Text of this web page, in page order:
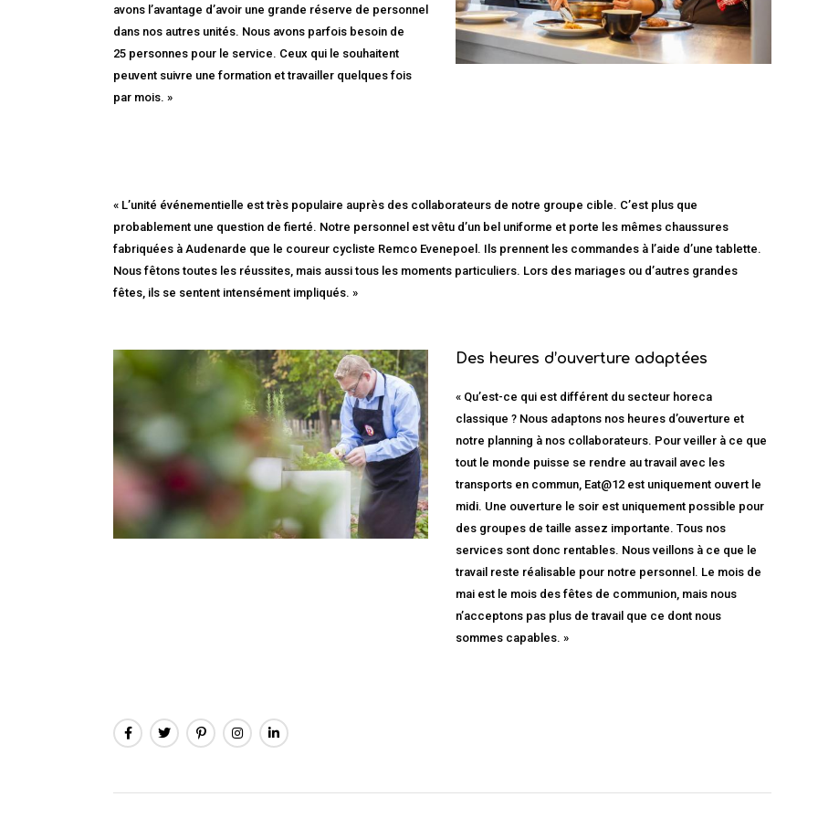
avons l’avantage d’avoir une grande réserve de personnel
dans nos autres unités. Nous avons parfois besoin de
25 personnes pour le service. Ceux qui le souhaitent
peuvent suivre une formation et travailler quelques fois
par mois. »
« L’unité événementielle est très populaire auprès des collaborateurs de notre groupe cible. C’est plus que
probablement une question de fierté. Notre personnel est vêtu d’un bel uniforme et porte les mêmes chaussures
fabriquées à Audenarde que le coureur cycliste Remco Evenepoel. Ils prennent les commandes à l’aide d’une tablette.
Nous fêtons toutes les réussites, mais aussi tous les moments particuliers. Lors des mariages ou d’autres grandes
fêtes, ils se sentent intensément impliqués. »
Des heures d’ouverture adaptées
« Qu’est-ce qui est différent du secteur horeca
classique ? Nous adaptons nos heures d’ouverture et
notre planning à nos collaborateurs. Pour veiller à ce que
tout le monde puisse se rendre au travail avec les
transports en commun, Eat@12 est uniquement ouvert le
midi. Une ouverture le soir est uniquement possible pour
des groupes de taille assez importante. Tous nos
services sont donc rentables. Nous veillons à ce que le
travail reste réalisable pour notre personnel. Le mois de
mai est le mois des fêtes de communion, mais nous
n’acceptons pas plus de travail que ce dont nous
sommes capables. »